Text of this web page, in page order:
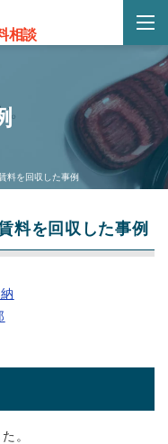
相談
料を回収した事例
料を回収した事例
。